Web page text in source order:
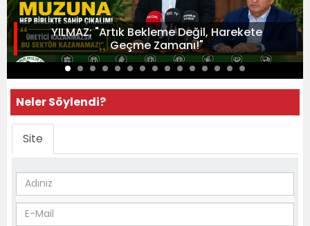
YILMAZ; "Artık Bekleme Değil, Harekete
Geçme Zamanı!"
Neler Söylendi?
Site